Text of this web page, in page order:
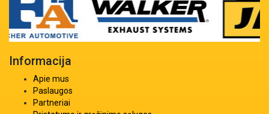
Informacija
Apie mus
Paslaugos
Partneriai